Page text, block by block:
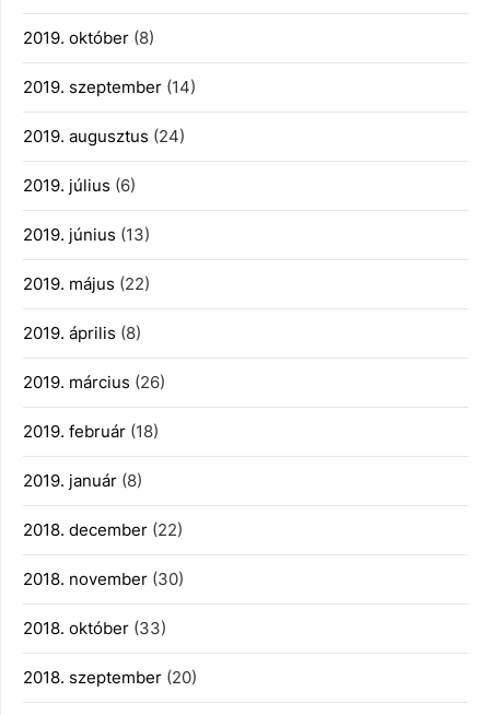
2019. október (8)
2019. szeptember (14)
2019. augusztus (24)
2019. július (6)
2019. június (13)
2019. május (22)
2019. április (8)
2019. március (26)
2019. február (18)
2019. január (8)
2018. december (22)
2018. november (30)
2018. október (33)
2018. szeptember (20)